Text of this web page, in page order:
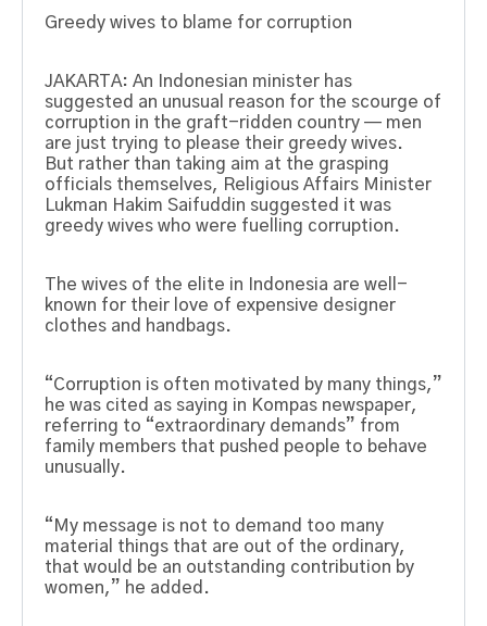
Greedy wives to blame for corruption
JAKARTA: An Indonesian minister has
suggested an unusual reason for the scourge of
corruption in the graft-ridden country — men
are just trying to please their greedy wives.
But rather than taking aim at the grasping
officials themselves, Religious Affairs Minister
Lukman Hakim Saifuddin suggested it was
greedy wives who were fuelling corruption.
The wives of the elite in Indonesia are well-
known for their love of expensive designer
clothes and handbags.
“Corruption is often motivated by many things,”
he was cited as saying in Kompas newspaper,
referring to “extraordinary demands” from
family members that pushed people to behave
unusually.
“My message is not to demand too many
material things that are out of the ordinary,
that would be an outstanding contribution by
women,” he added.